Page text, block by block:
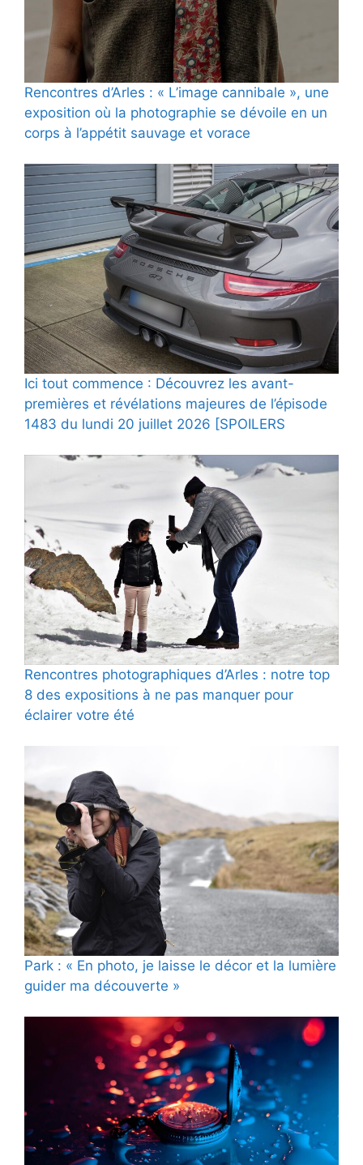
Rencontres d’Arles : « L’image cannibale », une
exposition où la photographie se dévoile en un
corps à l’appétit sauvage et vorace
Ici tout commence : Découvrez les avant-
premières et révélations majeures de l’épisode
1483 du lundi 20 juillet 2026 [SPOILERS
Rencontres photographiques d’Arles : notre top
8 des expositions à ne pas manquer pour
éclairer votre été
Park : « En photo, je laisse le décor et la lumière
guider ma découverte »